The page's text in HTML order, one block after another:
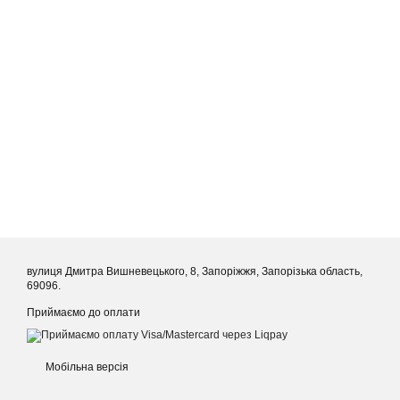
вулиця Дмитра Вишневецького, 8, Запоріжжя, Запорізька область,
69096.
Приймаємо до оплати
Мобільна версія